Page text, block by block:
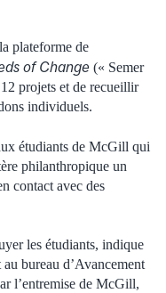
plateforme de
of Change (« Semer
projets et de recueillir
individuels.
étudiants de McGill qui
philanthropique un
contact avec des
les étudiants, indique
bureau d’Avancement
l’entremise de McGill,